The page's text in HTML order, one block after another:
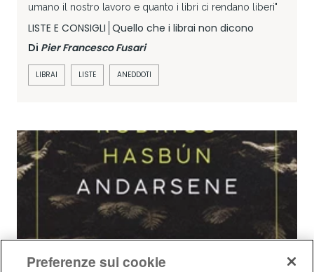
umano il nostro lavoro e quanto i libri ci rendano liberi"
LISTE E CONSIGLI Quello che i librai non dicono
Di Pier Francesco Fusari
LIBRAI LISTE ANEDDOTI
Preferenze sui cookie